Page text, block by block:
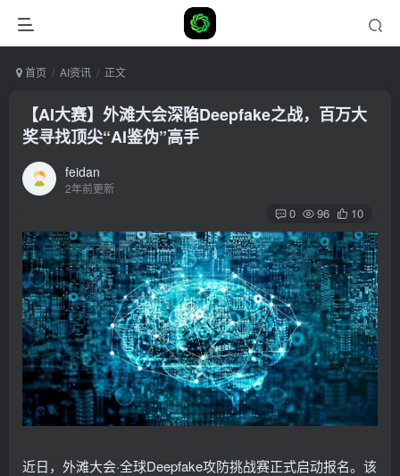
首页 AI资讯 正文
【AI大赛】外滩大会深陷Deepfake之战，百万大
奖寻找顶尖“AI鉴伪”高手
feidan
2年前更新
0 96 10
近日，外滩大会·全球Deepfake攻防挑战赛正式启动报名。该